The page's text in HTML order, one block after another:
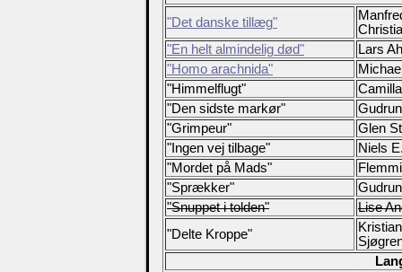
"Det danske tillæg"
"En helt almindelig død"
Lars
"Homo arachnida"
"Himmelflugt"
"Den sidste markør"
"Grimpeur"
Glen
"Ingen vej tilbage"
Niels
"Mordet på Mads"
"Sprækker"
"Snuppet i tolden"
Lise
"Delte Kroppe"